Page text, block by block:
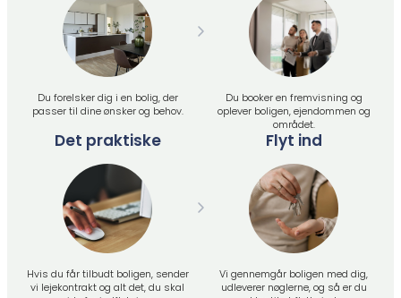
Du forelsker dig i en bolig, der
passer til dine ønsker og behov.
Du booker en fremvisning og
oplever boligen, ejendommen og
området.
Det praktiske
Hvis du får tilbudt boligen, sender
vi lejekontrakt og alt det, du skal
Flyt ind
Vi gennemgår boligen med dig,
udleverer nøglerne, og så er du